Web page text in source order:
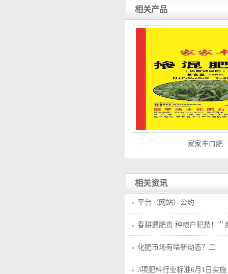
相关产品
家家丰口肥
相关资讯
平台（网站）公约
春耕遇肥贵 种粮户犯愁！＂
化肥市场有啥新动态？二
3项肥料行业标准6月1日实施